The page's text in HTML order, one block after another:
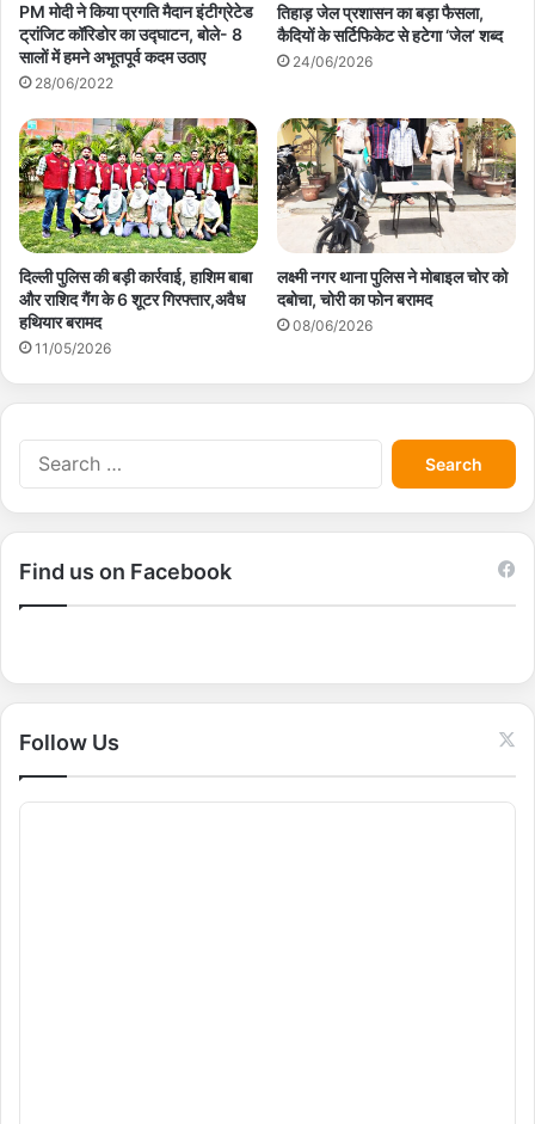
PM मोदी ने किया प्रगति मैदान इंटीग्रेटेड
ट्रांजिट कॉरिडोर का उद्घाटन, बोले- 8
सालों में हमने अभूतपूर्व कदम उठाए
28/06/2022
तिहाड़ जेल प्रशासन का बड़ा फैसला,
कैदियों के सर्टिफिकेट से हटेगा ‘जेल’ शब्द
24/06/2026
दिल्ली पुलिस की बड़ी कार्रवाई, हाशिम बाबा
और राशिद गैंग के 6 शूटर गिरफ्तार,अवैध
हथियार बरामद
11/05/2026
लक्ष्मी नगर थाना पुलिस ने मोबाइल चोर को
दबोचा, चोरी का फोन बरामद
08/06/2026
S
e
a
r
r
Find us on Facebook
Follow Us